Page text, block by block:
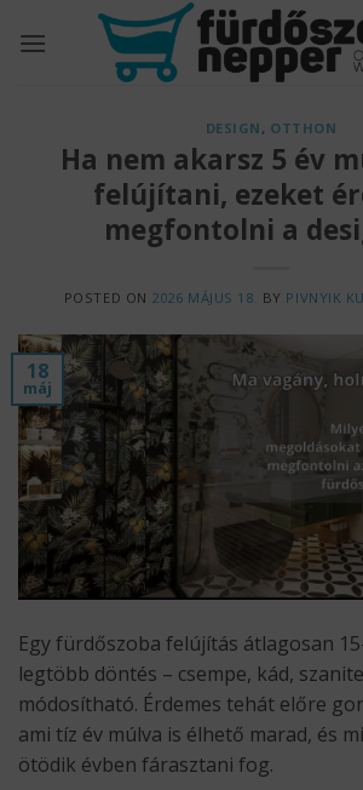
DESIGN , OTTHON
Ha nem akarsz 5 év
felújítani, ezeket
megfontolni a
POSTED ON 2026 MÁJUS 18. BY PIVNYIK
18
máj
Egy fürdőszoba felújítás átlagosan
legtöbb döntés – csempe, kád,
módosítható. Érdemes tehát előre
ami tíz év múlva is élhető marad, és
ötödik évben fárasztani fog.